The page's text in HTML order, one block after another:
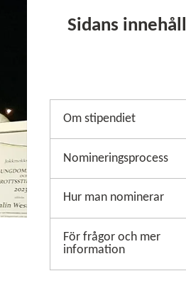
Sidans innehåll
Om stipendiet
Nomineringsprocess
Hur man nominerar
För frågor och mer
information